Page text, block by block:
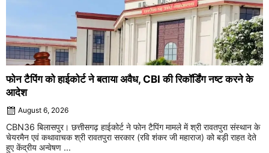
फोन टैपिंग को हाईकोर्ट ने बताया अवैध, CBI की रिकॉर्डिंग नष्ट करने के
आदेश
August 6, 2026
CBN36 बिलासपुर। छत्तीसगढ़ हाईकोर्ट ने फोन टैपिंग मामले में श्री रावतपुरा संस्थान के
चेयरमैन एवं कथावाचक श्री रावतपुरा सरकार (रवि शंकर जी महाराज) को बड़ी राहत देते
हुए केंद्रीय अन्वेषण ...